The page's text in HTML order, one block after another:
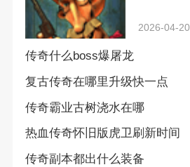
2026-04-20
传奇什么boss爆屠龙
复古传奇在哪里升级快一点
传奇霸业古树浇水在哪
热血传奇怀旧版虎卫刷新时间
传奇副本都出什么装备